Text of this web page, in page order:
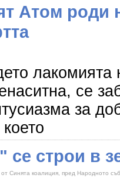
Атом роди
лакомията
се
за
строи в
Синята коалиция, пред Народното